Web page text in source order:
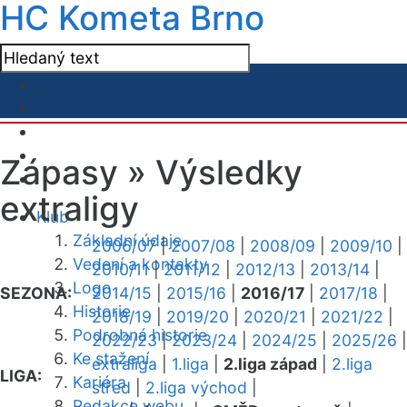
HC Kometa Brno
Klub
Základní údaje
Vedení a kontakty
Logo
Historie
Podrobná historie
Ke stažení
Kariéra
Zápasy » Výsledky
extraligy
SEZONA:
2006/07|2007/08 2008/09 2009/10
2010/11|2011/12 2012/13 2013/14
2014/15
2015/16 2016/17 2017/18
2018/19
2019/20 2020/21 2021/22
2022/23|2023/24 2024/25 2025/26
LIGA:
extraliga 1.liga 2.liga západ
2.liga
střed
2.liga východ